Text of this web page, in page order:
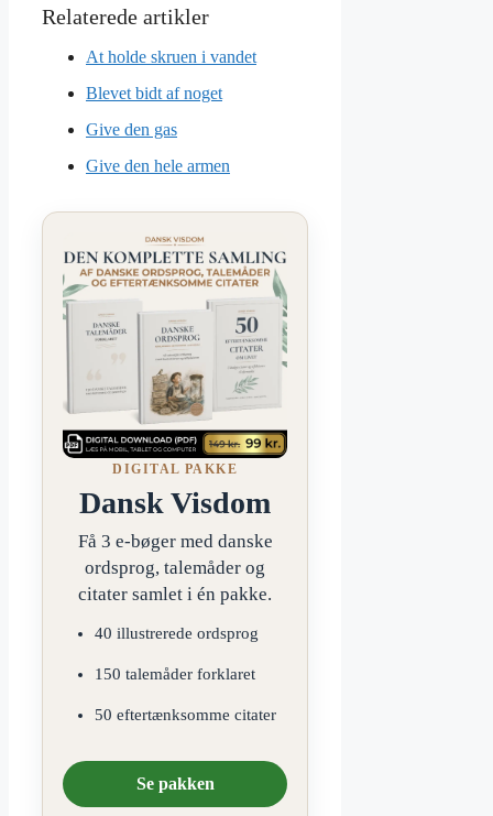
At holde skruen i vandet
Blevet bidt af noget
Give den gas
Give den hele armen
DIGITAL PAKKE
Dansk Visdom
Få 3 e-bøger med danske
ordsprog, talemåder og
citater samlet i én pakke.
40 illustrerede ordsprog
150 talemåder forklaret
50 eftertænksomme citater
Se pakken